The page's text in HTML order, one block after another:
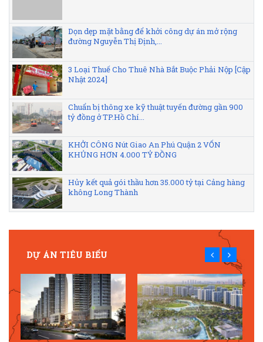
Dọn dẹp mặt bằng để khởi công dự án mở rộng
đường Nguyễn Thị Định,...
3 Loại Thuế Cho Thuê Nhà Bắt Buộc Phải Nộp [Cập
Nhật 2024]
Chuẩn bị thông xe kỹ thuật tuyến đường gần 900
tỷ đồng ở TP.Hồ Chí...
KHỞI CÔNG Nút Giao An Phú Quận 2 VỐN
KHỦNG HƠN 4.000 TỶ ĐỒNG
Hủy kết quả gói thầu hơn 35.000 tỷ tại Cảng hàng
không Long Thành
DỰ ÁN TIÊU BIỂU